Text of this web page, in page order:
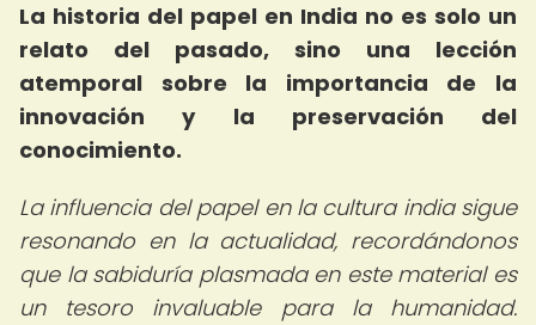
La historia del papel en India no es solo un
relato del pasado, sino una lección
atemporal sobre la importancia de la
innovación y la preservación del
conocimiento.
La influencia del papel en la cultura india sigue
resonando en la actualidad, recordándonos
que la sabiduría plasmada en este material es
un tesoro invaluable para la humanidad.